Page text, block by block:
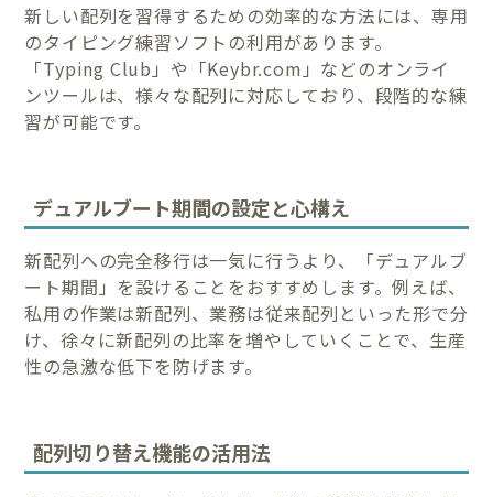
新しい配列を習得するための効率的な方法には、専用
のタイピング練習ソフトの利用があります。
「Typing Club」や「Keybr.com」などのオンライ
ンツールは、様々な配列に対応しており、段階的な練
習が可能です。
デュアルブート期間の設定と心構え
新配列への完全移行は一気に行うより、「デュアルブ
ート期間」を設けることをおすすめします。例えば、
私用の作業は新配列、業務は従来配列といった形で分
け、徐々に新配列の比率を増やしていくことで、生産
性の急激な低下を防げます。
配列切り替え機能の活用法